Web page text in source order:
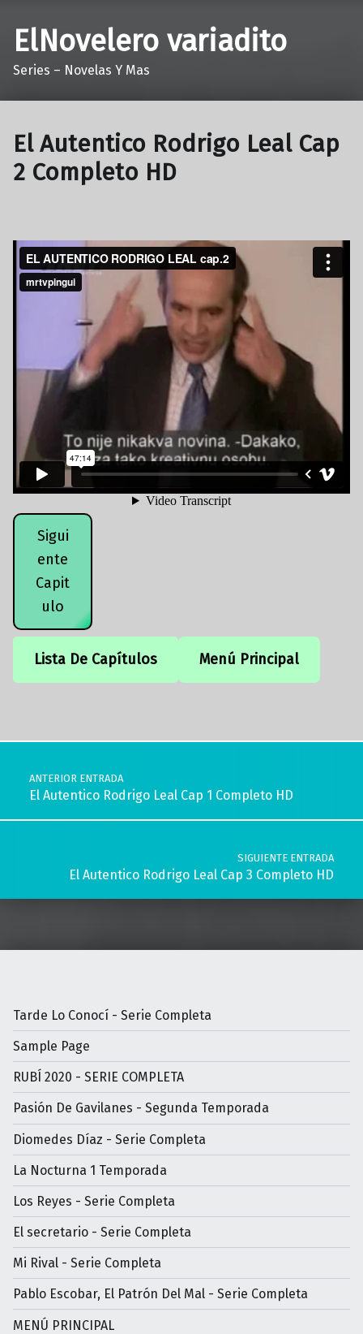
ElNovelero variadito
Series – Novelas Y Mas
El Autentico Rodrigo Leal Cap
2 Completo HD
Sigui
ente
Capit
ulo
Lista De Capítulos Menú Principal
Navegación de entradas
ANTERIOR ENTRADA
El Autentico Rodrigo Leal Cap 1 Completo HD
SIGUIENTE ENTRADA
El Autentico Rodrigo Leal Cap 3 Completo HD
Tarde Lo Conocí - Serie Completa
Sample Page
RUBÍ 2020 - SERIE COMPLETA
Pasión De Gavilanes - Segunda Temporada
Diomedes Díaz - Serie Completa
La Nocturna 1 Temporada
Los Reyes - Serie Completa
El secretario - Serie Completa
Mi Rival - Serie Completa
Pablo Escobar, El Patrón Del Mal - Serie Completa
MENÚ PRINCIPAL